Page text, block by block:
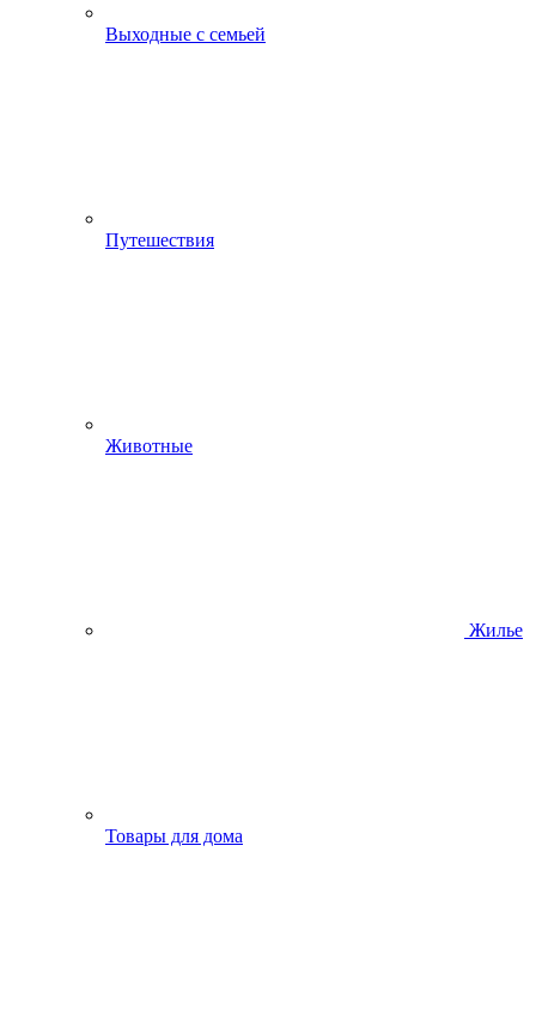
Выходные с семьей
Путешествия
Животные
Жилье
Товары для дома